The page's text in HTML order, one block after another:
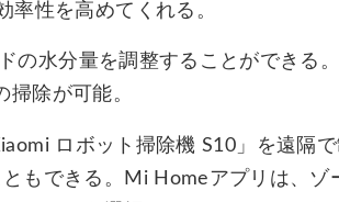
率性を高めてくれる。
の水分量を調整することができる
除が可能。
ロボット掃除機 S10」を遠隔
もできる。Mi Homeアプリは、ゾ